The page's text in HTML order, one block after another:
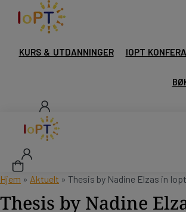
KURS & UTDANNINGER IOPT
Hjem » Aktuelt » Thesis by Nadine Elzas in Iopt
Thesis by Nadine